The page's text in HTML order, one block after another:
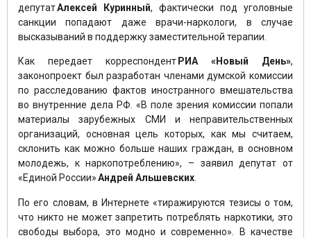
депутатАлексей Куринный, фактически под уголовные
санкции попадают даже врачи-наркологи, в случае
высказываний в поддержку заместительной терапии.
Как передает корреспондент РИА «Новый День»,
законопроект был разработан членами думской комиссии
по расследованию фактов иностранного вмешательства
во внутренние дела РФ. «В поле зрения комиссии попали
материалы зарубежных СМИ и неправительственных
организаций, основная цель которых, как мы считаем,
склонить как можно больше наших граждан, в основном
молодежь, к наркопотреблению», – заявил депутат от
«Единой России»Андрей Альшевских.
По его словам, в Интернете «тиражируются тезисы о том,
что никто не может запретить потреблять наркотики, это
свободы выбора, это модно и современно». В качестве